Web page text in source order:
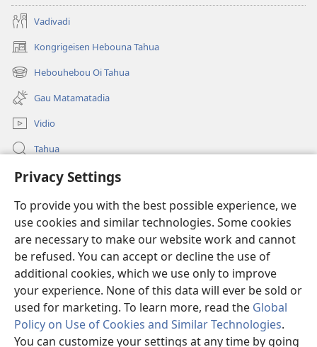
Privacy Settings
To provide you with the best possible experience, we
use cookies and similar technologies. Some cookies
are necessary to make our website work and cannot
be refused. You can accept or decline the use of
additional cookies, which we use only to improve
your experience. None of this data will ever be sold or
used for marketing. To learn more, read the Global
Policy on Use of Cookies and Similar Technologies.
You can customize your settings at any time by going
Vadivadi
Kongrigeisen Hebouna Tahua
(uindo
matamata
do
ia
kehoa)
Hebouhebou Oi Tahua
(uindo
matamata
do
ia
kehoa)
Gau Matamatadia
Vidio
Tahua
Heduru
Doneisen
(uindo
matamata
do
ia
kehoa)
Gima Kohorona INTANET LAIBRI™
(uindo
matamata
ia
kehoa)
JW Hub ®
(uindo
matamata
do
ia
kehoa)